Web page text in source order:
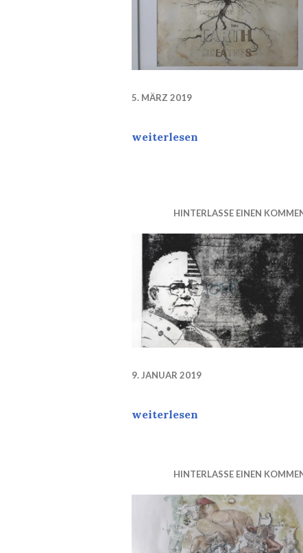
5. MÄRZ 2019
The World breathes
weiterlesen
HINTERLASSE EINEN
9. JANUAR 2019
Meinem Großvater, dem
weiterlesen
HINTERLASSE EINEN